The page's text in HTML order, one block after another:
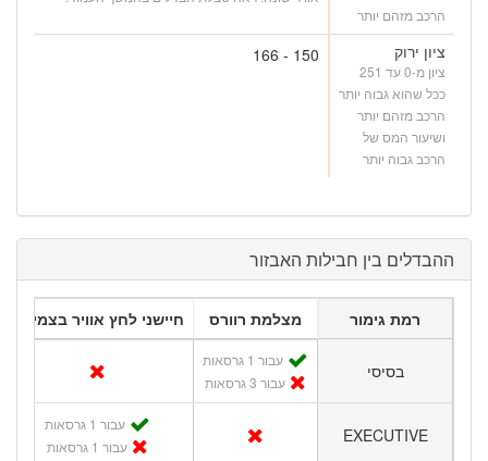
הרכב מזהם יותר
ציון ירוק
ציון מ-0 עד 251
ככל שהוא גבוה יותר
הרכב מזהם יותר
ושיעור המס של
הרכב גבוה יותר
150 - 166
ההבדלים בין חבילות האבזור
רמת גימור מצלמת רוורס חיישני לחץ אוויר בצמיגים
בסיסי
עבור 1 גרסאות
עבור 3 גרסאות
EXECUTIVE
עבור 1 גרסאות
עבור 1 גרסאות